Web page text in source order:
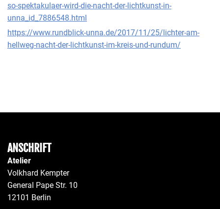
so-spektakulaer-wird-die-nacht-der-lichtkunst-in-
unna_id_7886548.html
https://www.rundblick-unna.de/2017/11/25/lichter-am-
hellweg-nacht-der-lichtkunst-im-kreis-und-rundum/
ANSCHRIFT
Atelier
Volkhard Kempter
General Pape Str. 10
12101 Berlin